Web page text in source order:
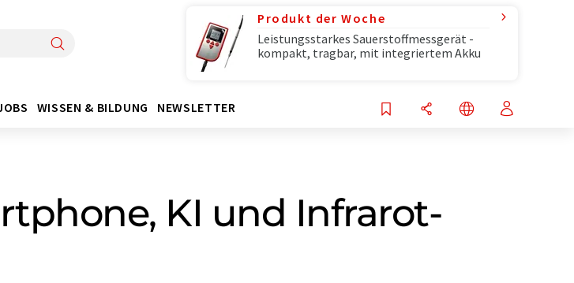
Produkt der Woche
Leistungsstarkes Sauerstoffmessgerät -
kompakt, tragbar, mit integriertem Akku
WISSEN & BILDUNG NEWSLETTER
KI und Infrarot-